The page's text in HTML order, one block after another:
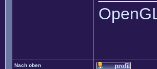
Nach oben